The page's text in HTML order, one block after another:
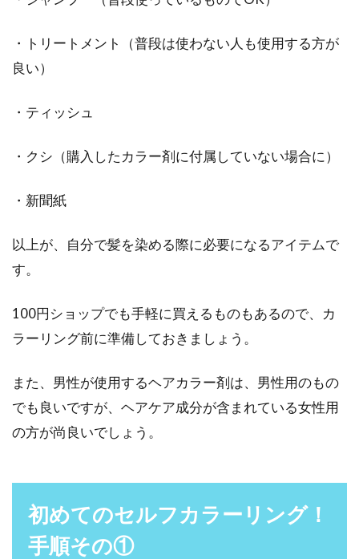
・トリートメント（普段は使わない人も使用する方が
良い）
・ティッシュ
・クシ（購入したカラー剤に付属していない場合に）
・新聞紙
以上が、自分で髪を染める際に必要になるアイテムで
す。
100円ショップでも手軽に買えるものもあるので、カ
ラーリング前に準備しておきましょう。
また、男性が使用するヘアカラー剤は、男性用のもの
でも良いですが、ヘアケア成分が含まれている女性用
の方が尚良いでしょう。
初めてのセルフカラーリング！
手順その①